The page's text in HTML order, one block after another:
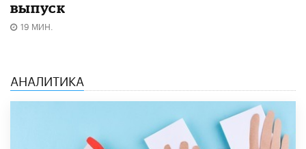
выпуск
19 МИН.
АНАЛИТИКА